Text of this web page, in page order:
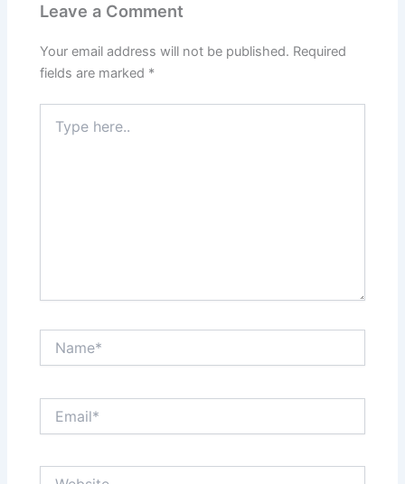
Leave a Comment
Your email address will not be published. Required
fields are marked *
here..